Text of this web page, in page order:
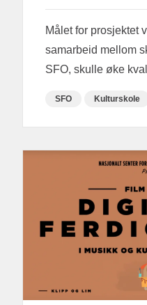
Målet for prosjektet
samarbeid mellom
SFO, skulle øke
SFO Kulturskole